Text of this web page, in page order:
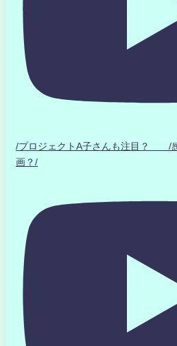
/プロジェクトA子さんも注目？ /
画？/